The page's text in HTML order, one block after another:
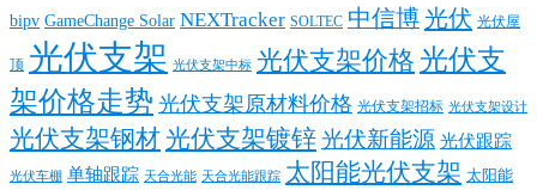
bipv GameChange Solar NEXTracker SOLTEC 中信博光伏 光伏屋
顶 光伏支架 光伏支架中标 光伏支架价格 光伏支
架价格走势 光伏支架原材料价格 光伏支架招标 光伏支架设计
光伏支架钢材光伏支架镀锌光伏新能源 光伏跟踪
光伏车棚 单轴跟踪 天合光能 天合光能跟踪 太阳能光伏支架 太阳能